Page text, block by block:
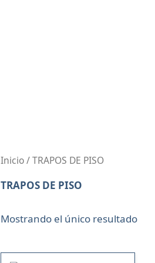
Inicio/ TRAPOS DE PISO
TRAPOS DE PISO
Mostrando el único resultado